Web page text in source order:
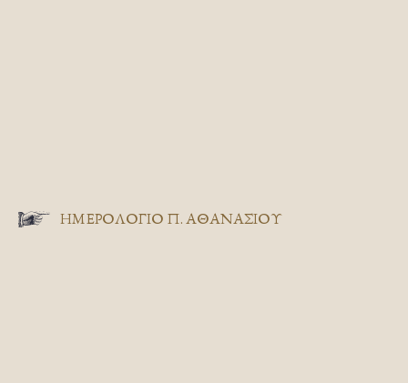
ΗΜΕΡΟΛΟΓΙΟ Π. ΑΘΑΝΑΣΙΟΥ